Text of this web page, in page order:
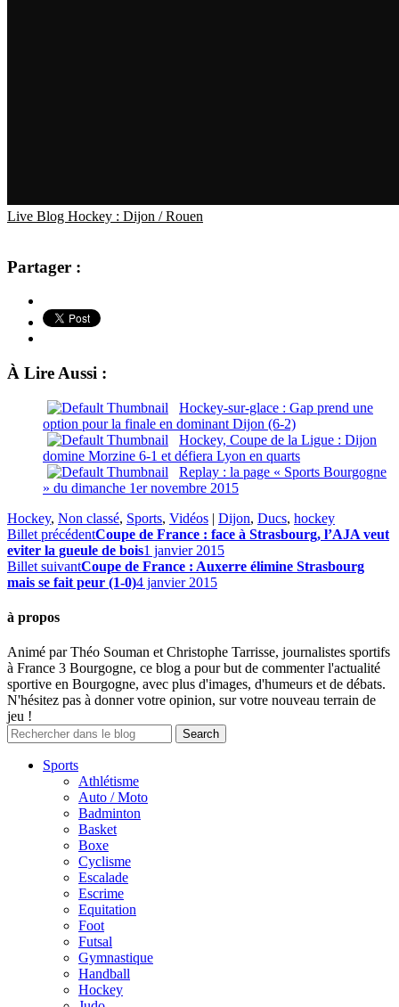
Live Blog Hockey : Dijon / Rouen
Partager :
À Lire Aussi :
Hockey-sur-glace : Gap prend une
option pour la finale en dominant Dijon (6-2)
Hockey, Coupe de la Ligue : Dijon
domine Morzine 6-1 et défiera Lyon en quarts
Replay : la page « Sports Bourgogne
» du dimanche 1er novembre 2015
Hockey, Non classé, Sports, Vidéos | Dijon, Ducs, hockey
Billet précédentCoupe de France : face à Strasbourg, l’AJA veut
eviter la gueule de bois1 janvier 2015
Billet suivantCoupe de France : Auxerre élimine Strasbourg
mais se fait peur (1-0)4 janvier 2015
à propos
Animé par Théo Souman et Christophe Tarrisse, journalistes sportifs
à France 3 Bourgogne, ce blog a pour but de commenter l'actualité
sportive en Bourgogne, avec plus d'images, d'humeurs et de débats.
N'hésitez pas à donner votre opinion, sur votre nouveau terrain de
jeu !
Sports
Athlétisme
Auto / Moto
Badminton
Basket
Boxe
Cyclisme
Escalade
Escrime
Equitation
Foot
Futsal
Gymnastique
Handball
Hockey